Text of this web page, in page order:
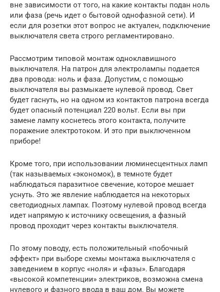
вне зависимости от того, на какие контакты подан ноль
или фаза (речь идет о бытовой однофазной сети). И
если для розетки этот вопрос не актуален, подключение
выключателя света строго регламентировано.
Рассмотрим типовой монтаж одноклавишного
выключателя. На патрон для электролампы подается
два провода: ноль и фаза. Допустим, с помощью
выключателя вы размыкаете нулевой провод. Свет
будет гаснуть, но на одном из контактов патрона всегда
будет опасный потенциал 220 вольт. Если вы при
замене лампу коснетесь этого контакта, получите
поражение электротоком. И это при выключенном
приборе!
Кроме того, при использовании люминесцентных ламп
(так называемых «экономок), в темноте будет
наблюдаться паразитное свечение, которое мешает
уснуть. Это же явление наблюдается на некоторых
светодиодных лампах. Поэтому нулевой провод всегда
идет напрямую к источнику освещения, а фазный
провод проходит через контакты выключателя.
По этому поводу, есть положительный «побочный
эффект» при выборе схемы монтажа выключателя с
заведением в корпус «ноля» и «фазы». Благодаря
«высокой компетенции» электриков, возможна смена
нулевого и фазного ввода в ваш дом. Вы можете